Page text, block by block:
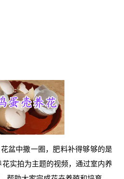
盆中撒一圈，肥料补得够够的是
实拍为主题的视频，通过室内养